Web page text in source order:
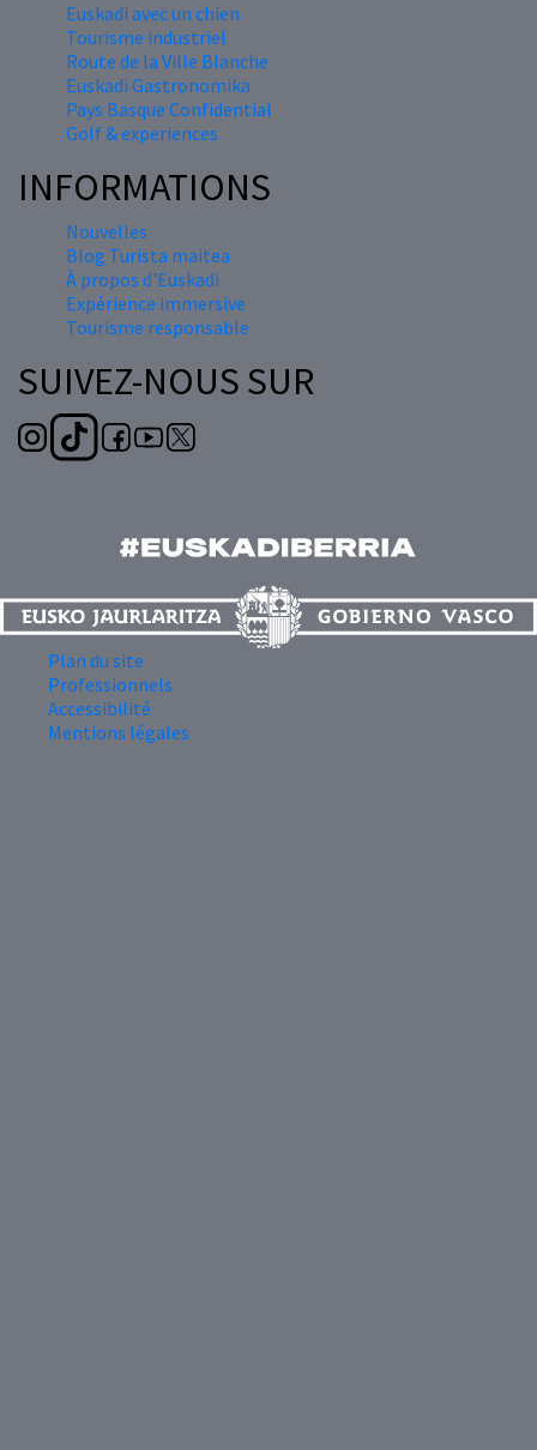
Euskadi avec un chien
Tourisme industriel
Route de la Ville Blanche
Euskadi Gastronomika
Pays Basque Confidential
Golf & experiences
INFORMATIONS
Nouvelles
Blog Turista maitea
À propos d'Euskadi
Expérience immersive
Tourisme responsable
SUIVEZ-NOUS SUR
Plan du site
Professionnels
Accessibilité
Mentions légales